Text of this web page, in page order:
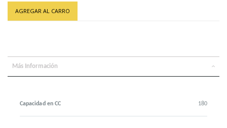
AGREGAR AL CARRO
Más Información
Capacidad en CC 180